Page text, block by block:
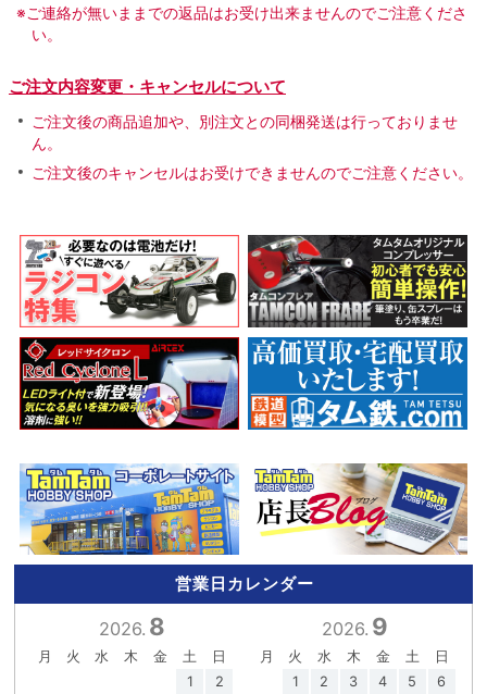
※ご連絡が無いままでの返品はお受け出来ませんのでご注意くださ
い。
ご注文内容変更・キャンセルについて
ご注文後の商品追加や、別注文との同梱発送は行っておりませ
ん。
ご注文後のキャンセルはお受けできませんのでご注意ください。
営業日カレンダー
2026. 8
月 火 水 木 金 土
日
1
2
2026. 9
月 火 水 木 金 土
日
1
2 3 4 5
6